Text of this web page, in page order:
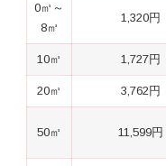
0㎥～
8㎥
1,320円
10㎥ 1,727円
20㎥ 3,762円
50㎥ 11,599円